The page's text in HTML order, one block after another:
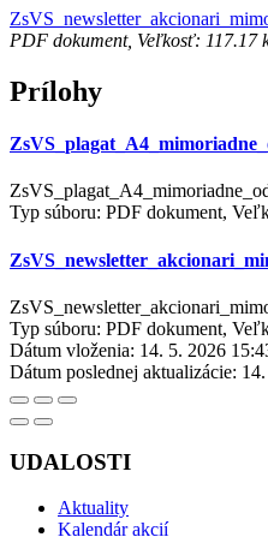
PDF dokument, Veľkosť: 117.17
Prílohy
Typ súboru: PDF dokument,
Typ súboru: PDF dokument,
Dátum vloženia: 14. 5. 2026
Dátum poslednej aktualizácie:
UDALOSTI
Aktuality
Kalendár akcií